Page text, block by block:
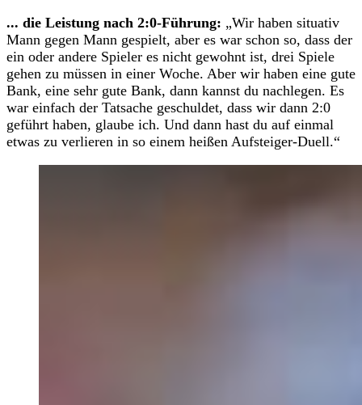
... die Leistung nach 2:0-Führung: „Wir haben situativ
Mann gegen Mann gespielt, aber es war schon so, dass der
ein oder andere Spieler es nicht gewohnt ist, drei Spiele
gehen zu müssen in einer Woche. Aber wir haben eine gute
Bank, eine sehr gute Bank, dann kannst du nachlegen. Es
war einfach der Tatsache geschuldet, dass wir dann 2:0
geführt haben, glaube ich. Und dann hast du auf einmal
etwas zu verlieren in so einem heißen Aufsteiger-Duell.“